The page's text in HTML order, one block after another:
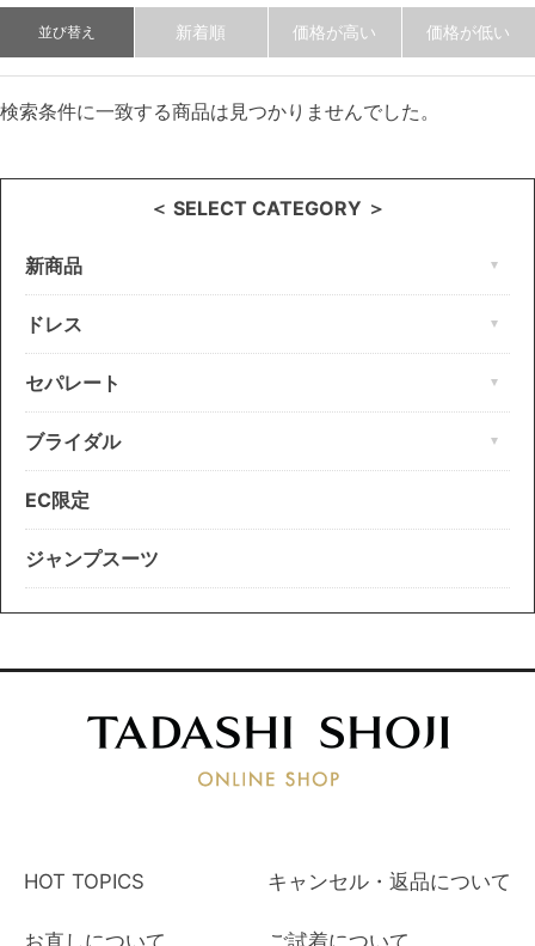
並び替え 新着順 価格が高い 価格が低い
検索条件に一致する商品は見つかりませんでした。
＜ SELECT CATEGORY ＞
新商品
ドレス
セパレート
ブライダル
EC限定
ジャンプスーツ
HOT TOPICS キャンセル・返品について
お直しについて ご試着について